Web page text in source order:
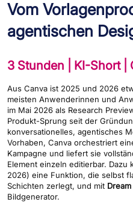
Vom
agentischen
3 Stunden | KI-Short |
Aus Canva ist 2025 und 2026
meisten Anwenderinnen und
im Mai 2026 als Research
Produkt-Sprung seit der
konversationelles, agentisches
Vorhaben, Canva orchestriert
Kampagne und liefert sie
Element einzeln editierbar. Dazu
2026) eine Funktion, die selbst
Schichten zerlegt, und mit
Bildgenerator.